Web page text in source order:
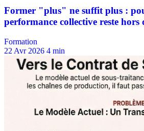
Formation
22 Avr 2026 4 min